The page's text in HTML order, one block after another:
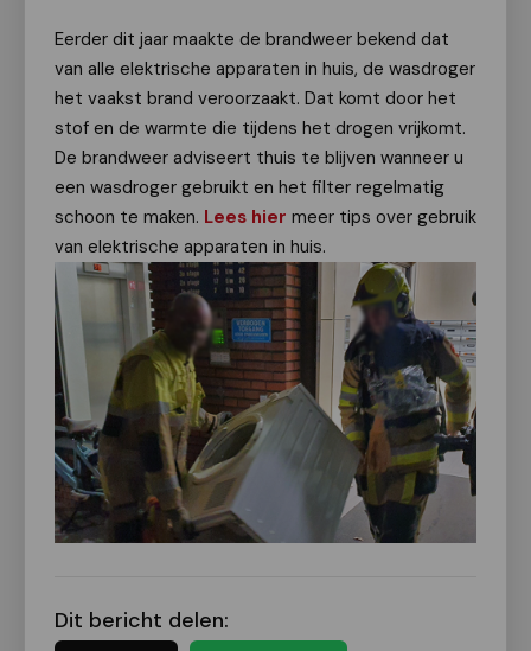
Eerder dit jaar maakte de brandweer bekend dat
van alle elektrische apparaten in huis, de wasdroger
het vaakst brand veroorzaakt. Dat komt door het
stof en de warmte die tijdens het drogen vrijkomt.
De brandweer adviseert thuis te blijven wanneer u
een wasdroger gebruikt en het filter regelmatig
schoon te maken. Lees hier meer tips over gebruik
van elektrische apparaten in huis.
Dit bericht delen: